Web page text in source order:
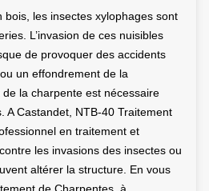
bois, les insectes xylophages sont
L’invasion de ces nuisibles
de provoquer des accidents
un effondrement de la
la charpente est nécessaire
A Castandet, NTB-40 Traitement
en traitement et
les invasions des insectes ou
altérer la structure. En vous